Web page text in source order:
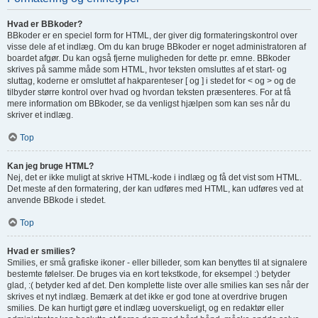
Hvad er BBkoder?
BBkoder er en speciel form for HTML, der giver dig formateringskontrol over
visse dele af et indlæg. Om du kan bruge BBkoder er noget administratoren af
boardet afgør. Du kan også fjerne muligheden for dette pr. emne. BBkoder
skrives på samme måde som HTML, hvor teksten omsluttes af et start- og
sluttag, koderne er omsluttet af hakparenteser [ og ] i stedet for < og > og de
tilbyder større kontrol over hvad og hvordan teksten præsenteres. For at få
mere information om BBkoder, se da venligst hjælpen som kan ses når du
skriver et indlæg.
Top
Kan jeg bruge HTML?
Nej, det er ikke muligt at skrive HTML-kode i indlæg og få det vist som HTML.
Det meste af den formatering, der kan udføres med HTML, kan udføres ved at
anvende BBkode i stedet.
Top
Hvad er smilies?
Smilies, er små grafiske ikoner - eller billeder, som kan benyttes til at signalere
bestemte følelser. De bruges via en kort tekstkode, for eksempel :) betyder
glad, :( betyder ked af det. Den komplette liste over alle smilies kan ses når der
skrives et nyt indlæg. Bemærk at det ikke er god tone at overdrive brugen
smilies. De kan hurtigt gøre et indlæg uoverskueligt, og en redaktør eller